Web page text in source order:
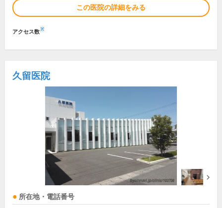
この医院の詳細をみる
アクセス数※
久留医院
所在地・電話番号